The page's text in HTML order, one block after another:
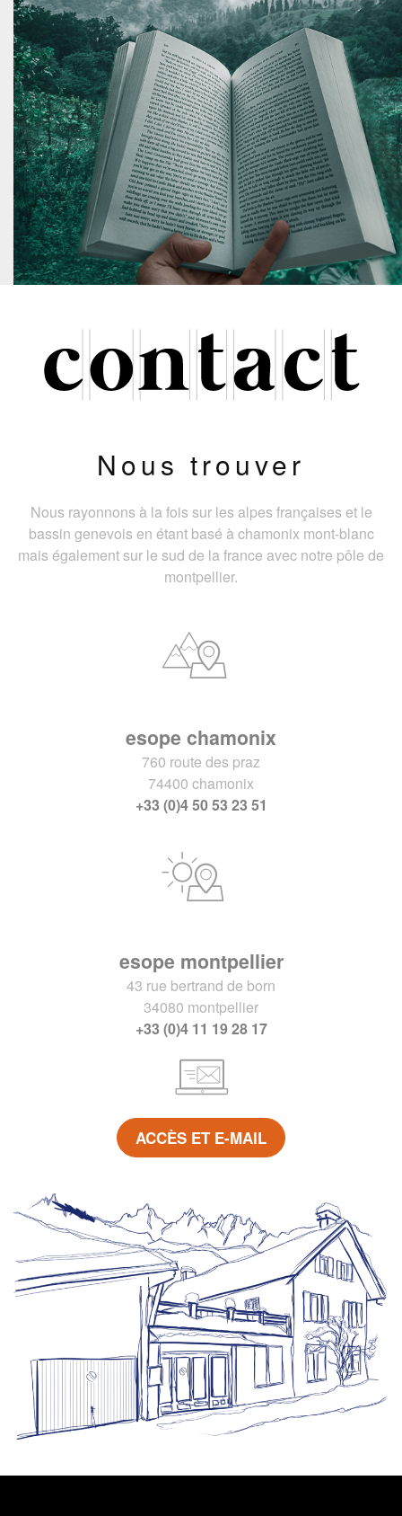
Nous trouver
Nous rayonnons à la fois sur les alpes françaises et le
bassin genevois en étant basé à chamonix mont-blanc
mais également sur le sud de la france avec notre pôle de
montpellier.
esope chamonix
760 route des praz
74400 chamonix
+33 (0)4 50 53 23 51
esope montpellier
43 rue bertrand de born
34080 montpellier
+33 (0)4 11 19 28 17
ACCÈS ET E-MAIL